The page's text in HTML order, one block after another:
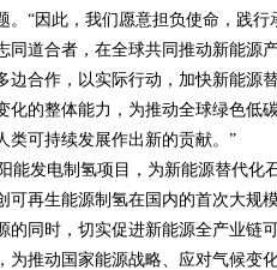
“因此，我们愿意担负使命，践行
同道合者，在全球共同推动新能源
边合作，以实际行动，加快新能源
化的整体能力，为推动全球绿色低
类可持续发展作出新的贡献。”
发电制氢项目，为新能源替代化
可再生能源制氢在国内的首次大规
的同时，切实促进新能源全产业链
为推动国家能源战略、应对气候变